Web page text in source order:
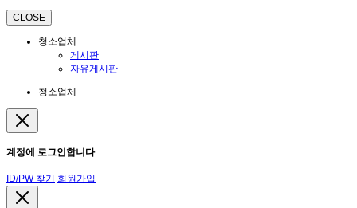
CLOSE
청소업체
게시판
자유게시판
청소업체
계정에 로그인합니다
ID/PW 찾기 회원가입